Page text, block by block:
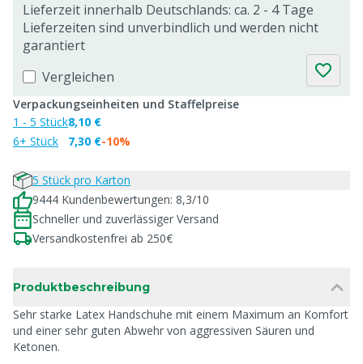
Lieferzeit innerhalb Deutschlands: ca. 2 - 4 Tage
Lieferzeiten sind unverbindlich und werden nicht
garantiert
Vergleichen
Verpackungseinheiten und Staffelpreise
1 - 5 Stück
6+ Stück
8,10 €
7,30 €-10%
5 Stück pro Karton
9444 Kundenbewertungen: 8,3/10
Schneller und zuverlässiger Versand
Versandkostenfrei ab 250€
Produktbeschreibung
Sehr starke Latex Handschuhe mit einem Maximum an Komfort
und einer sehr guten Abwehr von aggressiven Säuren und
Ketonen.